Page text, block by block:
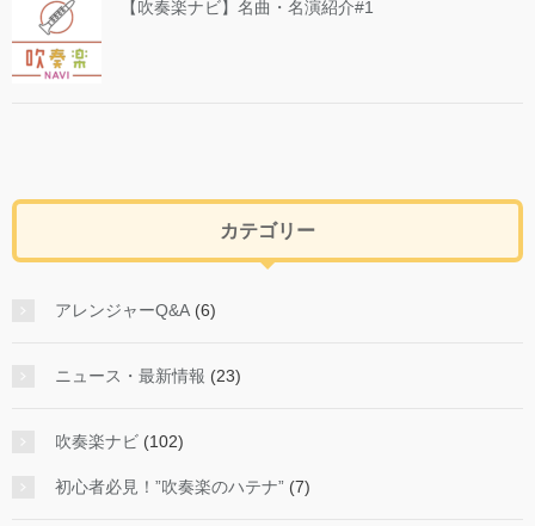
【吹奏楽ナビ】名曲・名演紹介#1
カテゴリー
アレンジャーQ&A (6)
ニュース・最新情報 (23)
吹奏楽ナビ (102)
初心者必見！”吹奏楽のハテナ” (7)